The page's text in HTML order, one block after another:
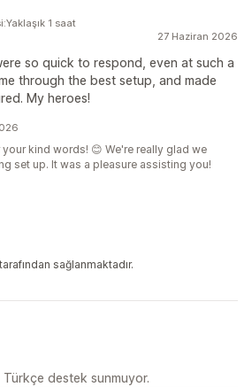
27 Haziran 2026
so quick to respond, even at such a
through the best setup, and made
My heroes!
1 saat
kind words! 😊 We're really glad we
set up. It was a pleasure assisting you!
sağlanmaktadır.
destek sunmuyor.